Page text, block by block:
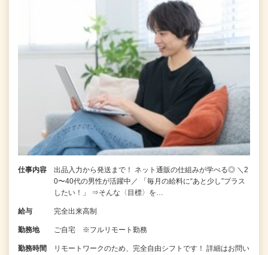
仕事内容
出品入力から発送まで！ ネット通販の仕組みが学べる◎ ＼2
0〜40代の男性が活躍中／ 「毎月の給料に“あと少し”プラス
したい！」 ⇒そんな〈目標〉を…
給与 完全出来高制
勤務地 ご自宅 ※フルリモート勤務
勤務時間
リモートワークのため、完全自由シフトです！ 詳細はお問い